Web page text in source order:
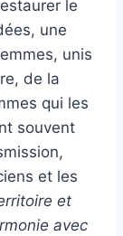
le
une
unis
de la
qui les
souvent
et les
et
avec